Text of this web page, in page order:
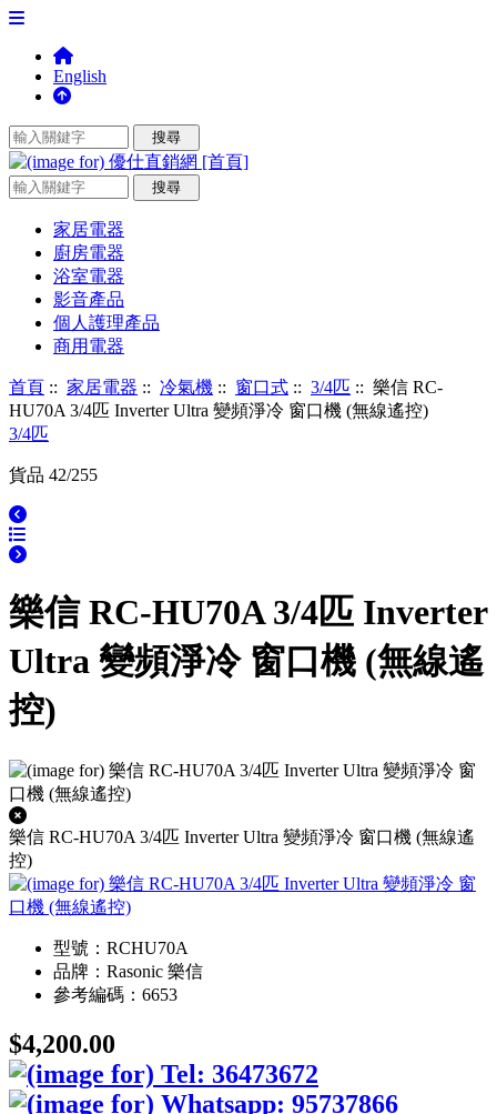
English
家居電器
廚房電器
浴室電器
影音產品
個人護理產品
商用電器
首頁 :: 家居電器 :: 冷氣機 :: 窗口式 :: 3/4匹 :: 樂信 RC-
HU70A 3/4匹 Inverter Ultra 變頻淨冷 窗口機 (無線遙控)
3/4匹
貨品 42/255
樂信 RC-HU70A 3/4匹 Inverter
Ultra 變頻淨冷 窗口機 (無線遙
控)
樂信 RC-HU70A 3/4匹 Inverter Ultra 變頻淨冷 窗口機 (無線遙
控)
型號：RCHU70A
品牌：Rasonic 樂信
參考編碼：6653
$4,200.00